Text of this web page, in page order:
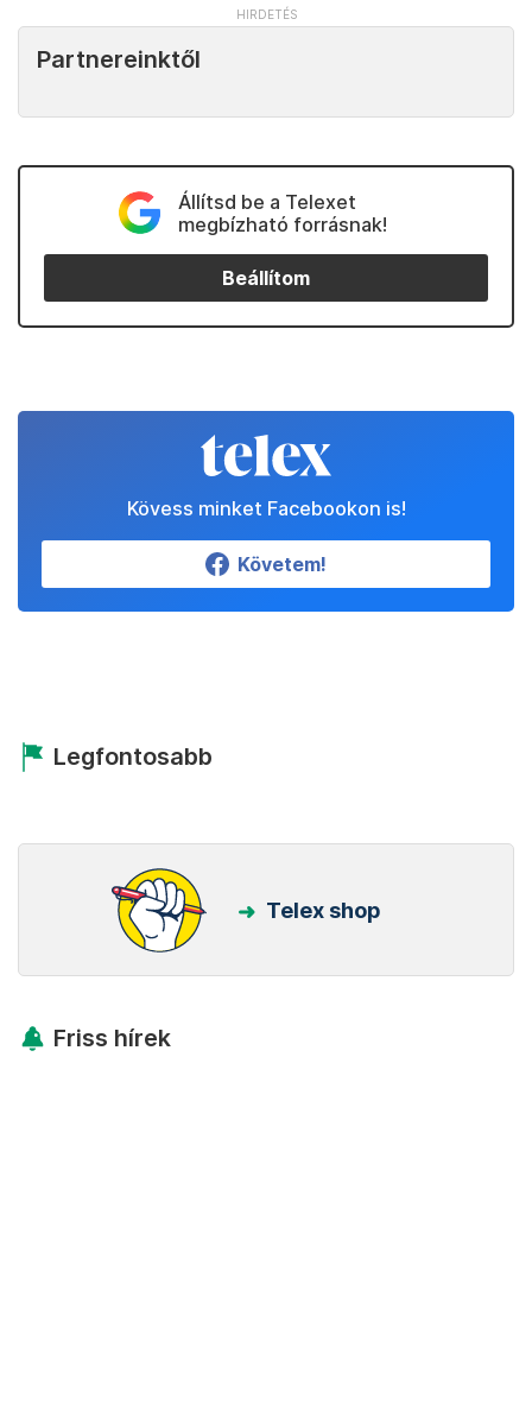
Partnereinktől
Állítsd be a Telexet
megbízható forrásnak!
Beállítom
Kövess minket Facebookon is!
Követem!
Legfontosabb
Telex shop
Friss hírek